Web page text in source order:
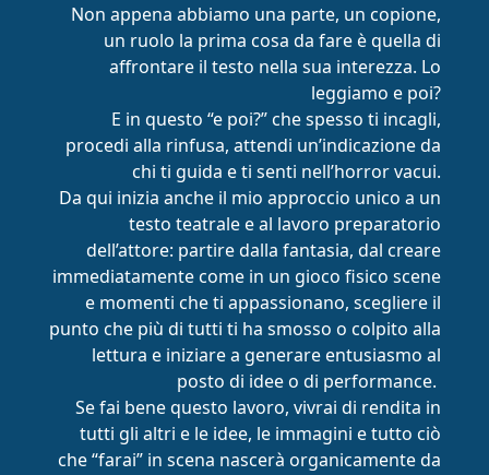
Non appena abbiamo una parte, un copione,
un ruolo la prima cosa da fare è quella di
affrontare il testo nella sua interezza. Lo
leggiamo e poi?
E in questo “e poi?” che spesso ti incagli,
procedi alla rinfusa, attendi un’indicazione da
chi ti guida e ti senti nell’horror vacui.
Da qui inizia anche il mio approccio unico a un
testo teatrale e al lavoro preparatorio
dell’attore: partire dalla fantasia, dal creare
immediatamente come in un gioco fisico scene
e momenti che ti appassionano, scegliere il
punto che più di tutti ti ha smosso o colpito alla
lettura e iniziare a generare entusiasmo al
posto di idee o di performance.
Se fai bene questo lavoro, vivrai di rendita in
tutti gli altri e le idee, le immagini e tutto ciò
che “farai” in scena nascerà organicamente da